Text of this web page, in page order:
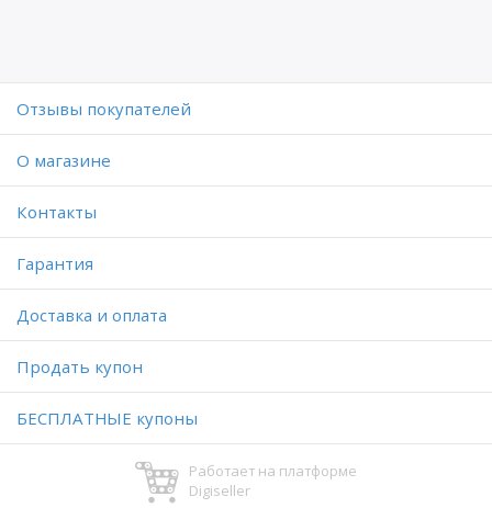
Отзывы покупателей
O магазине
Контакты
Гарантия
Доставка и оплата
Продать купон
БЕСПЛАТНЫЕ купоны
Работает на платформе
Digiseller